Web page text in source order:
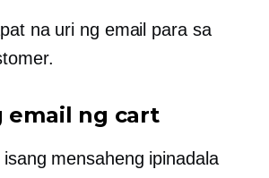
na uri ng email para sa
email ng cart
mensaheng ipinadala